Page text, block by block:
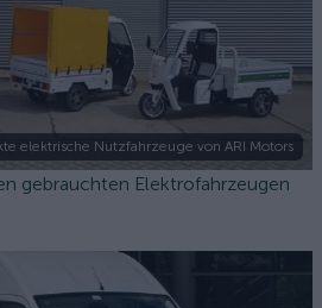
elektrische Nutzfahrzeuge von ARI Motors
gebrauchten Elektrofahrzeugen